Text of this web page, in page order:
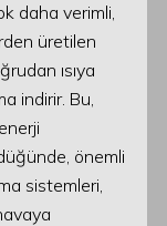
daha verimli,
üretilen
ısıya
indirir. Bu,
önemli
sistemleri,